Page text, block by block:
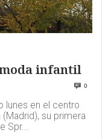
infantil
0
lunes en el centro
su primera
Spr...